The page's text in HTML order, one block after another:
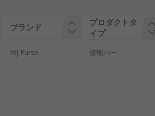
ブランド
プロダクトタ
イプ
WJ Furse 接地バー